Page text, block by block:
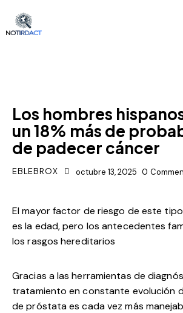
Los hombres
un 18% más de
de padecer cáncer
EBLEBROX octubre 13, 2025 0
El mayor factor de riesgo de este
es la edad, pero los antecedentes
los rasgos hereditarios
Gracias a las herramientas de
tratamiento en constante evolución
de próstata es cada vez más